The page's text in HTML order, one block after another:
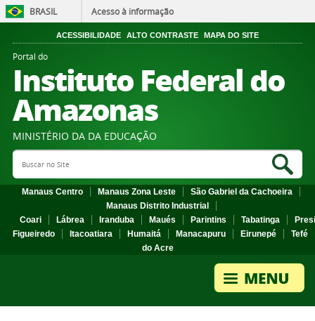
BRASIL Acesso à informação
ACESSIBILIDADE ALTO CONTRASTE MAPA DO SITE
Portal do
Instituto Federal do
Amazonas
MINISTÉRIO DA DA EDUCAÇÃO
Search Site
Manaus Centro Manaus Zona Leste
São Gabriel da Cachoeira
Manaus Distrito Industrial
Coari
Lábrea Iranduba Maués Parintins Tabatinga
Figueiredo
Itacoatiara Humaitá Manacapuru Eirunepé
Tefé
do Acre